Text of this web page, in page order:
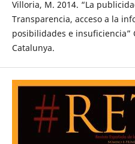
Villoria, M. 2014. “La
Transparencia, acceso a la
posibilidades e insuficiencia”
Catalunya.